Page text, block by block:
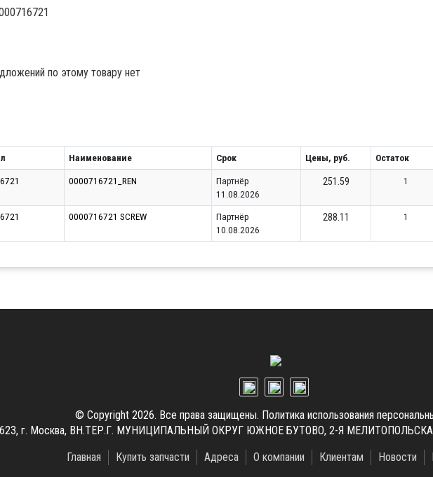
по этому товару нет
Наименование Срок Цены, руб. Остаток
0000716721_REN
Партнёр
11.08.2026
251.59 1
0000716721 SCREW
Партнёр
10.08.2026
288.11 1
© Copyright 2026. Все права защищены. Политика использования
г. Москва, ВН.ТЕР.Г. МУНИЦИПАЛЬНЫЙ ОКРУГ ЮЖНОЕ БУТОВО, 2-Я
Главная
Купить запчасти Адреса О компании Клиентам Новости